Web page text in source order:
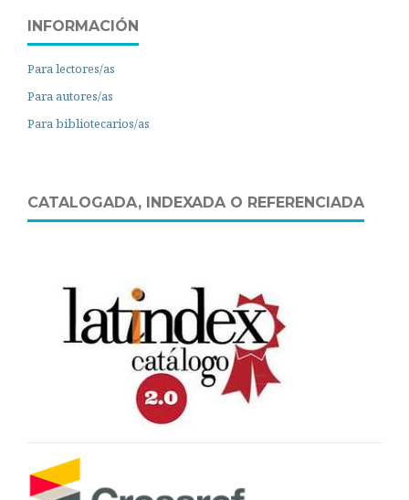
INFORMACIÓN
Para lectores/as
Para autores/as
Para bibliotecarios/as
CATALOGADA, INDEXADA O REFERENCIADA